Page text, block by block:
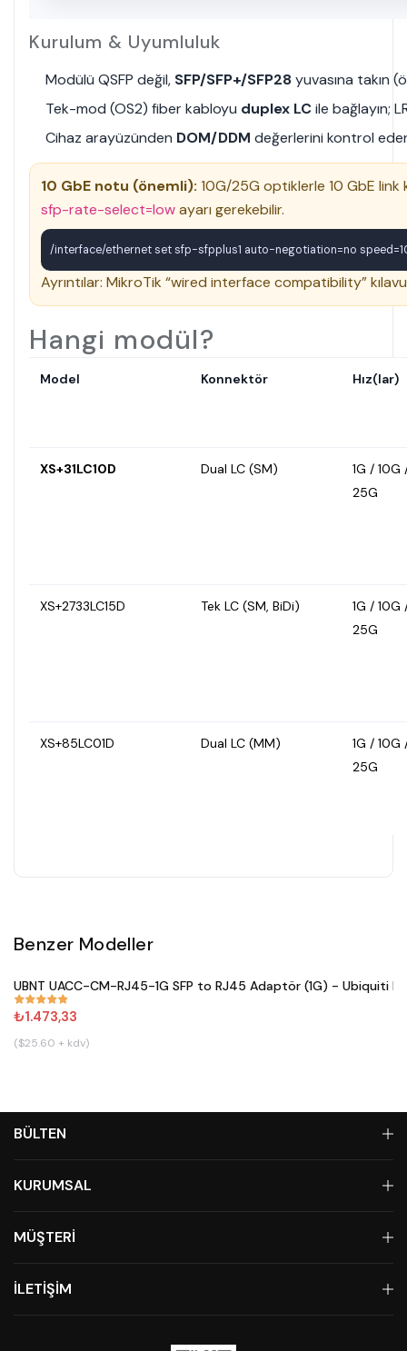
Kurulum & Uyumluluk
Modülü QSFP değil, SFP/SFP+/SFP28yuvasına takın
Tek-mod (OS2) fiber kabloyu duplex LCile bağlayın;
Cihaz arayüzünden DOM/DDM değerlerini kontrol
10 GbE notu (önemli): 10G/25G optiklerle 10 GbE link
sfp-rate-select=lowayarı gerekebilir.
/interface/ethernet set sfp-sfpplus1 auto-negotiation=no
Ayrıntılar: MikroTik “wired interface compatibility”
Hangi modül?
Model Konnektör Hız(lar)
XS+31LC10D Dual LC (SM)
1G / 10G
25G
XS+2733LC15D Tek LC (SM, BiDi)
1G / 10G
25G
XS+85LC01D Dual LC (MM)
1G / 10G
25G
Benzer Modeller
#809
UBNT UACC-CM-RJ45-1G SFP to RJ45 Adaptör (1G) - Ubiquiti
₺1.473,33
($25.60 + kdv)
BÜLTEN
KURUMSAL
MÜŞTERİ
İLETİŞİM